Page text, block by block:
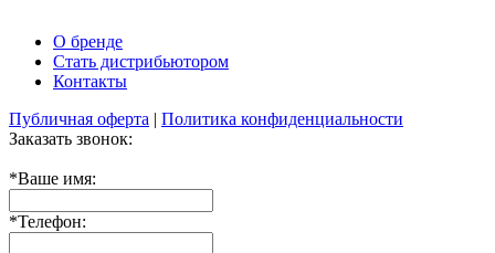
О бренде
Стать дистрибьютором
Контакты
Публичная оферта | Политика конфиденциальности
Заказать звонок:
*Ваше имя:
*Телефон: